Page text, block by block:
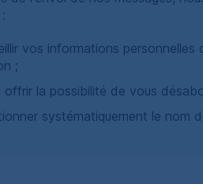
vos informations
;
offrir la possibilité de vous
systématiquement le nom